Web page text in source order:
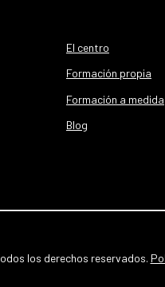
El centro
Formación propia
Formación a medida
Blog
los derechos reservados.